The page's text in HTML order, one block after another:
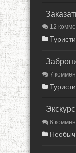
12
7
6